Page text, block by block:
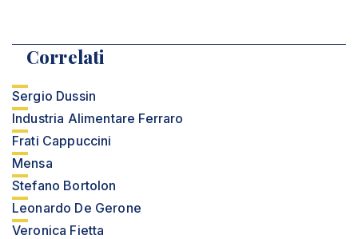
Correlati
Sergio Dussin
Industria Alimentare Ferraro
Frati Cappuccini
Mensa
Stefano Bortolon
Leonardo De Gerone
Veronica Fietta